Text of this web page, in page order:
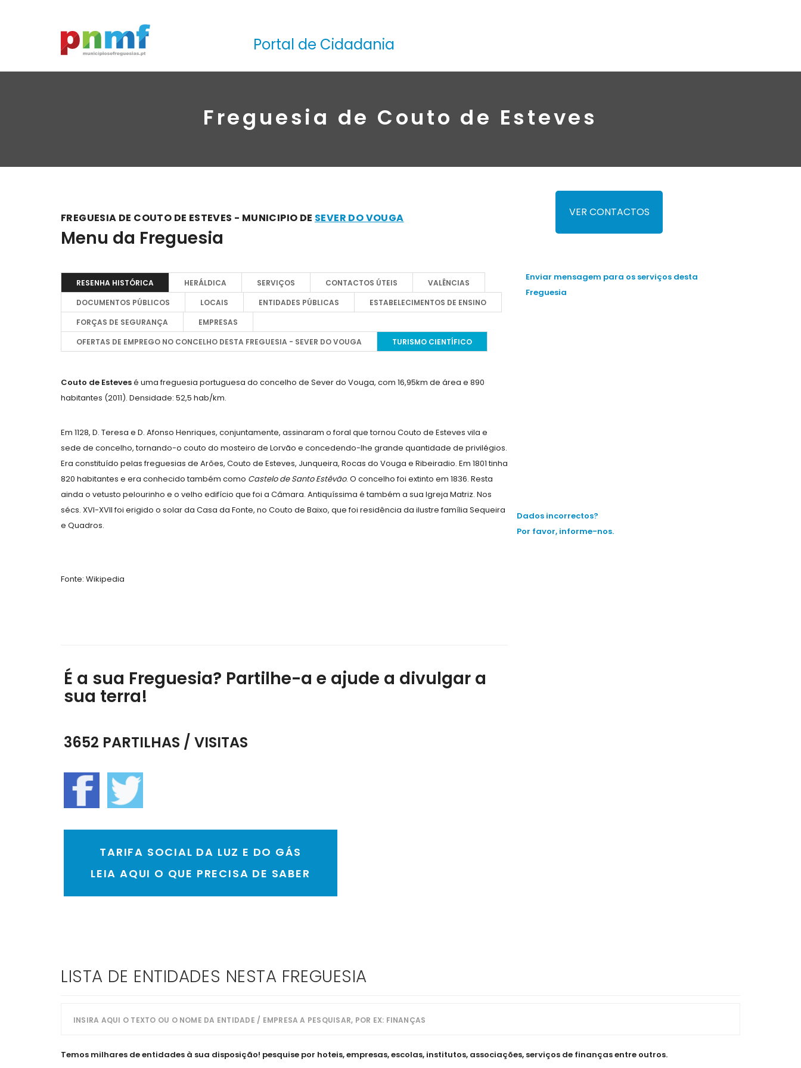
Portal de Cidadania
Freguesia de Couto de Esteves
FREGUESIA DE COUTO DE ESTEVES - MUNICIPIO DE SEVER DO VOUGA
Menu da Freguesia
RESENHA HISTÓRICA HERÁLDICA SERVIÇOS CONTACTOS ÚTEIS
VALÊNCIAS
DOCUMENTOS PÚBLICOS
LOCAIS ENTIDADES PÚBLICAS
ESTABELECIMENTOS DE ENSINO
FORÇAS DE SEGURANÇA
EMPRESAS
OFERTAS DE EMPREGO NO CONCELHO DESTA FREGUESIA - SEVER DO VOUGA
TURISMO CIENTÍFICO
Couto de Estevesé uma freguesia portuguesa do concelho de Sever do Vouga, com 16,95km de área e 890
habitantes (2011). Densidade: 52,5 hab/km.
Em 1128, D. Teresa e D. Afonso Henriques, conjuntamente, assinaram o foral que tornou Couto de Esteves vila e
sede de concelho, tornando-o couto do mosteiro de Lorvão e concedendo-lhe grande quantidade de privilégios.
Era constituído pelas freguesias de Arões, Couto de Esteves, Junqueira, Rocas do Vouga e Ribeiradio. Em 1801 tinha
820 habitantes e era conhecido também como Castelo de Santo Estêvão. O concelho foi extinto em 1836. Resta
ainda o vetusto pelourinho e o velho edifício que foi a Câmara. Antiquíssima é também a sua Igreja Matriz. Nos
sécs. XVI-XVII foi erigido o solar da Casa da Fonte, no Couto de Baixo, que foi residência da ilustre família Sequeira
e Quadros.
Fonte: Wikipedia
É a sua Freguesia? Partilhe-a e ajude a divulgar a
sua terra!
3652 PARTILHAS / VISITAS
TARIFA SOCIAL DA LUZ E DO GÁS
LEIA AQUI O QUE PRECISA DE SABER
VER CONTACTOS
Enviar mensagem para os serviços desta
Freguesia
Dados incorrectos?
Por favor, informe-nos.
LISTA DE ENTIDADES NESTA FREGUESIA
Temos milhares de entidades à sua disposição! pesquise por hoteis, empresas, escolas, institutos, associações, serviços de finanças entre outros.